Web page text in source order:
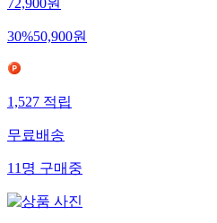
72,900원
30%50,900원
1,527적립
무료배송
11명구매중